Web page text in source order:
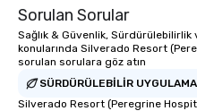
Sorulan Sorular
Sağlık & Güvenlik, Sürdürülebilirlik
konularında Silverado Resort
sorulan sorulara göz atın
SÜRDÜRÜLEBILIR
Silverado Resort (Peregrine